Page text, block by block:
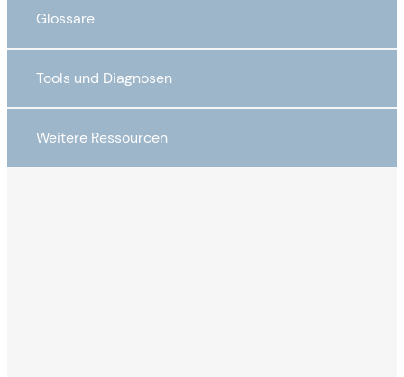
Glossare
Tools und Diagnosen
Weitere Ressourcen